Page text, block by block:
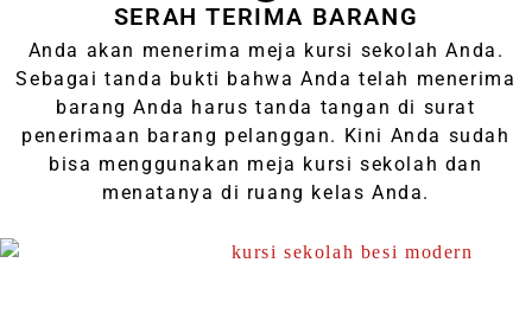
SERAH TERIMA BARANG
Anda akan menerima meja kursi sekolah Anda.
Sebagai tanda bukti bahwa Anda telah menerima
barang Anda harus tanda tangan di surat
penerimaan barang pelanggan. Kini Anda sudah
bisa menggunakan meja kursi sekolah dan
menatanya di ruang kelas Anda.